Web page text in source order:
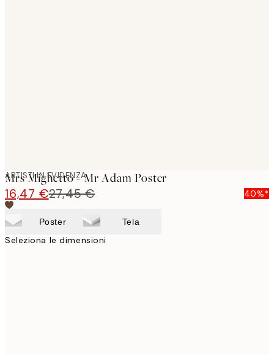
ARTISTI IN EVIDENZA
Mrs Mighetto - Mr Adam Poster
16,47 €27,45 € 40%*
Poster Tela
Seleziona le dimensioni